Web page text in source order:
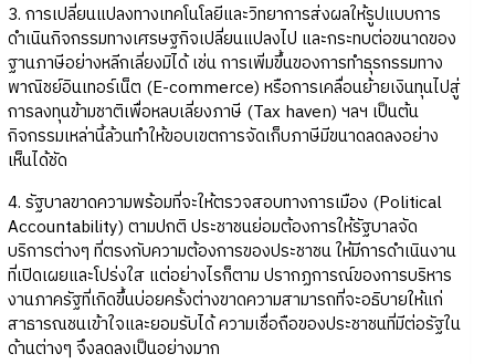
3. การเปลี่ยนแปลงทางเทคโนโลยีและวิทยาการส่งผลให้รูปแบบการ
ดำเนินกิจกรรมทางเศรษฐกิจเปลี่ยนแปลงไป และกระทบต่อขนาดของ
ฐานภาษีอย่างหลีกเลี่ยงมิได้ เช่น การเพิ่มขึ้นของการทำธุรกรรมทาง
พาณิชย์อินเทอร์เน็ต (E-commerce) หรือการเคลื่อนย้ายเงินทุนไปสู่
การลงทุนข้ามชาติเพื่อหลบเลี่ยงภาษี (Tax haven) ฯลฯ เป็นต้น
กิจกรรมเหล่านี้ล้วนทำให้ขอบเขตการจัดเก็บภาษีมีขนาดลดลงอย่าง
เห็นได้ชัด
4. รัฐบาลขาดความพร้อมที่จะให้ตรวจสอบทางการเมือง (Political
Accountability) ตามปกติ ประชาชนย่อมต้องการให้รัฐบาลจัด
บริการต่างๆ ที่ตรงกับความต้องการของประชาชน ให้มีการดำเนินงาน
ที่เปิดเผยและโปร่งใส แต่อย่างไรก็ตาม ปรากฏการณ์ของการบริหาร
งานภาครัฐที่เกิดขึ้นบ่อยครั้งต่างขาดความสามารถที่จะอธิบายให้แก่
สาธารณชนเข้าใจและยอมรับได้ ความเชื่อถือของประชาชนที่มีต่อรัฐใน
ด้านต่างๆ จึงลดลงเป็นอย่างมาก